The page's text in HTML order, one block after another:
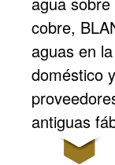
cobre,
aguas en
doméstico
antiguas